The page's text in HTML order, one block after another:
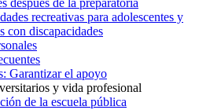
recreativas para adolescentes y
con discapacidades
Garantizar el apoyo
y vida profesional
de la escuela pública